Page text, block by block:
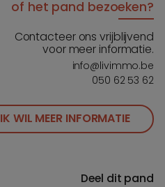
of het pand bezoeken?
Contacteer ons vrijblijvend
voor meer informatie.
info@livimmo.be
050 62 53 62
IK WIL MEER INFORMATIE
Deel dit pand